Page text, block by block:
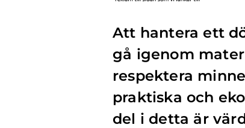
Att hantera ett
gå igenom
respektera
praktiska och
del i detta är